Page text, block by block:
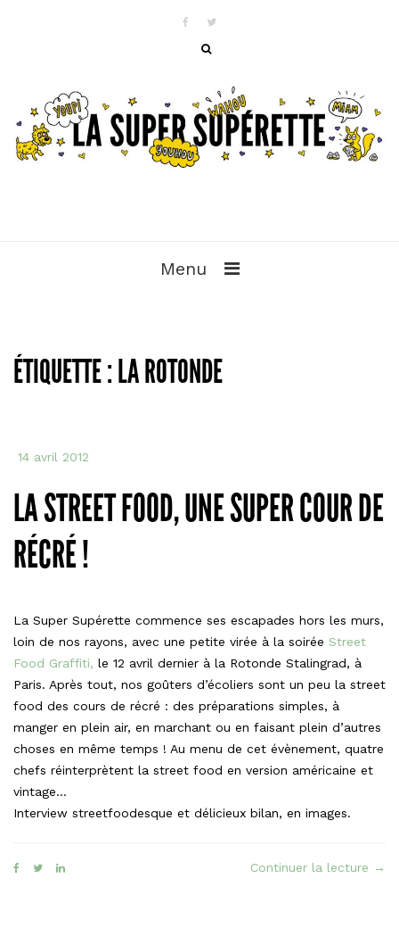
Menu
ÉTIQUETTE : LA ROTONDE
14 avril 2012
LA STREET FOOD, UNE SUPER COUR DE
RÉCRÉ !
La Super Supérette commence ses escapades hors les murs,
loin de nos rayons, avec une petite virée à la soirée Street
Food Graffiti, le 12 avril dernier à la Rotonde Stalingrad, à
Paris. Après tout, nos goûters d’écoliers sont un peu la street
food des cours de récré : des préparations simples, à
manger en plein air, en marchant ou en faisant plein d’autres
choses en même temps ! Au menu de cet évènement, quatre
chefs réinterprètent la street food en version américaine et
vintage…
Interview streetfoodesque et délicieux bilan, en images.
Continuer la lecture « La
→